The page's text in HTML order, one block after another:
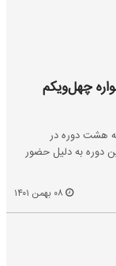
چهل‌ویکم
هشت دوره در
دوره به دلیل حضور